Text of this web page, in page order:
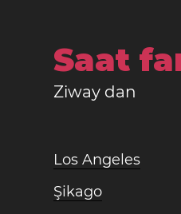
Saat
Ziway dan
Los Angeles
Şikago